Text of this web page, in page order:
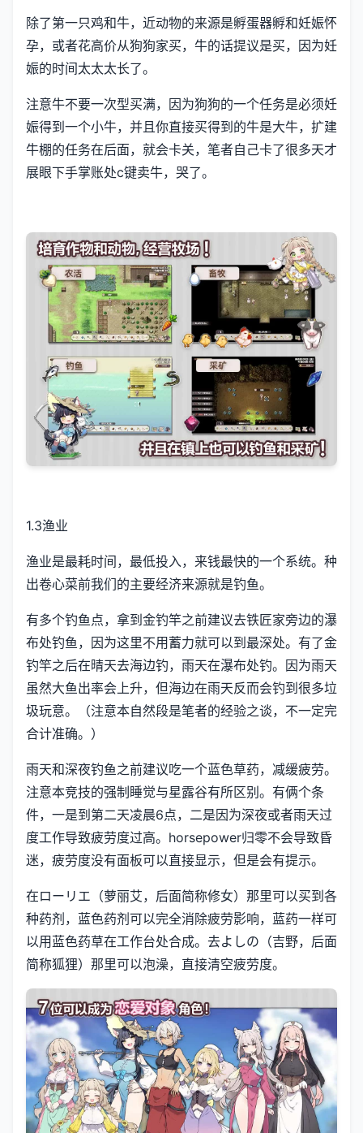
除了第一只鸡和牛，近动物的来源是孵蛋器孵和妊娠怀
孕，或者花高价从狗狗家买，牛的话提议是买，因为妊
娠的时间太太太长了。
注意牛不要一次型买满，因为狗狗的一个任务是必须妊
娠得到一个小牛，并且你直接买得到的牛是大牛，扩建
牛棚的任务在后面，就会卡关，笔者自己卡了很多天才
展眼下手掌账处c键卖牛，哭了。
1.3渔业
渔业是最耗时间，最低投入，来钱最快的一个系统。种
出卷心菜前我们的主要经济来源就是钓鱼。
有多个钓鱼点，拿到金钓竿之前建议去铁匠家旁边的瀑
布处钓鱼，因为这里不用蓄力就可以到最深处。有了金
钓竿之后在晴天去海边钓，雨天在瀑布处钓。因为雨天
虽然大鱼出率会上升，但海边在雨天反而会钓到很多垃
圾玩意。（注意本自然段是笔者的经验之谈，不一定完
合计准确。）
雨天和深夜钓鱼之前建议吃一个蓝色草药，减缓疲劳。
注意本竞技的强制睡觉与星露谷有所区别。有俩个条
件，一是到第二天凌晨6点，二是因为深夜或者雨天过
度工作导致疲劳度过高。horsepower归零不会导致昏
迷，疲劳度没有面板可以直接显示，但是会有提示。
在ローリエ（萝丽艾，后面简称修女）那里可以买到各
种药剂，蓝色药剂可以完全消除疲劳影响，蓝药一样可
以用蓝色药草在工作台处合成。去よしの（吉野，后面
简称狐狸）那里可以泡澡，直接清空疲劳度。